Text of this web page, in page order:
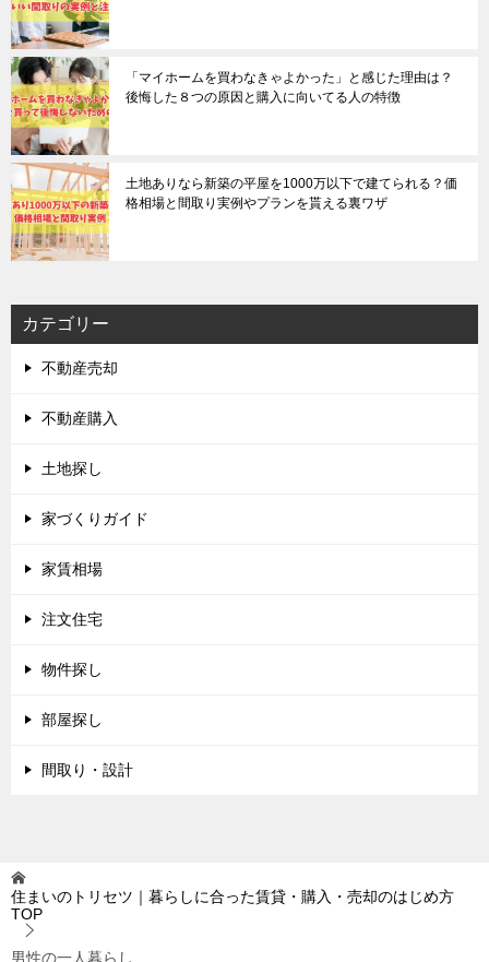
「マイホームを買わなきゃよかった」と感じた理由は？
後悔した８つの原因と購入に向いてる人の特徴
土地ありなら新築の平屋を1000万以下で建てられる？価
格相場と間取り実例やプランを貰える裏ワザ
カテゴリー
不動産売却
不動産購入
土地探し
家づくりガイド
家賃相場
注文住宅
物件探し
部屋探し
間取り・設計
住まいのトリセツ｜暮らしに合った賃貸・購入・売却のはじめ方
TOP
男性の一人暮らし